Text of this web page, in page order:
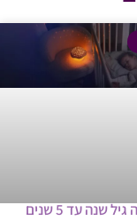
שנה עד 5 שנים